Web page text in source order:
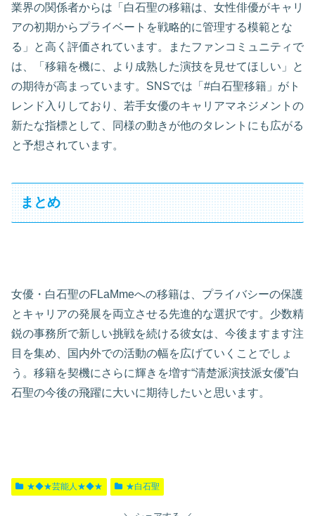
業界の関係者からは「白石聖の移籍は、女性俳優がキャリ
アの初期からプライベートを戦略的に管理する模範とな
る」と高く評価されています。またファンコミュニティで
は、「移籍を機に、より成熟した演技を見せてほしい」と
の期待が高まっています。SNSでは「#白石聖移籍」がト
レンド入りしており、若手女優のキャリアマネジメントの
新たな指標として、同様の動きが他のタレントにも広がる
と予想されています。
まとめ
女優・白石聖のFLaMmeへの移籍は、プライバシーの保護
とキャリアの発展を両立させる先進的な選択です。少数精
鋭の事務所で新しい挑戦を続ける彼女は、今後ますます注
目を集め、国内外での活動の幅を広げていくことでしょ
う。移籍を契機にさらに輝きを増す“清楚派演技派女優”白
石聖の今後の飛躍に大いに期待したいと思います。
★◆★芸能人★◆★ ★白石聖